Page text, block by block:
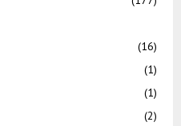
(16)
(1)
(1)
(2)